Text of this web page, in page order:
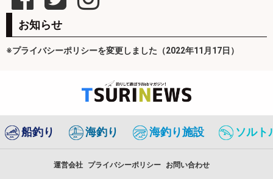
お知らせ
※プライバシーポリシーを変更しました（2022年11月17日）
船釣り 海釣り 海釣り施設 ソルト
運営会社 プライバシーポリシー お問い合わせ